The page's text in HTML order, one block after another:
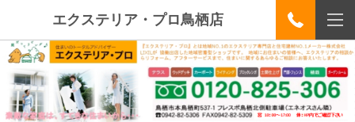
エクステリア・プロ鳥栖店